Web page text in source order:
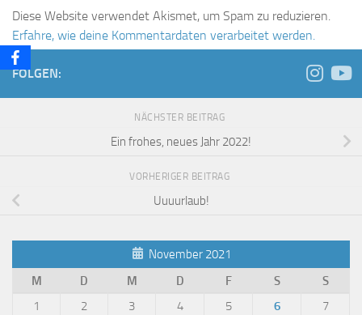
Diese Website verwendet Akismet, um Spam zu reduzieren.
Erfahre, wie deine Kommentardaten verarbeitet werden.
FOLGEN:
NÄCHSTER BEITRAG
Ein frohes, neues Jahr 2022!
VORHERIGER BEITRAG
Uuuurlaub!
November 2021
M
D M D F S
S
1
2 3 4 5 6
7